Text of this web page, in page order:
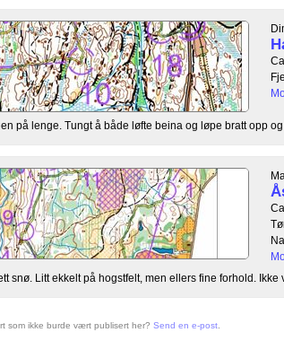
på lenge. Tungt å både løfte beina og løpe bratt opp og
snø. Litt ekkelt på hogstfelt, men ellers fine forhold. Ikke
som ikke burde vært publisert her? Send en e-post